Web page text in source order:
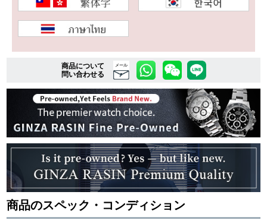
中古品
複数条件で商品を絞り込む
詳細検索はこちら
ご利用ガイド
GINZA RASINのプレミアムクオリティについて
商品について
問い合わせる
メール
商品のスペック・コンディション